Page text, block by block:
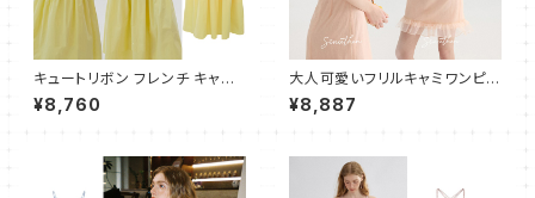
キュートリボン フレンチ キャミ
ワンピース ドレス ティアード フ
レアドレス イエロー
¥8,760
大人可愛いフリルキャミワンピー
ス ショート
¥8,887